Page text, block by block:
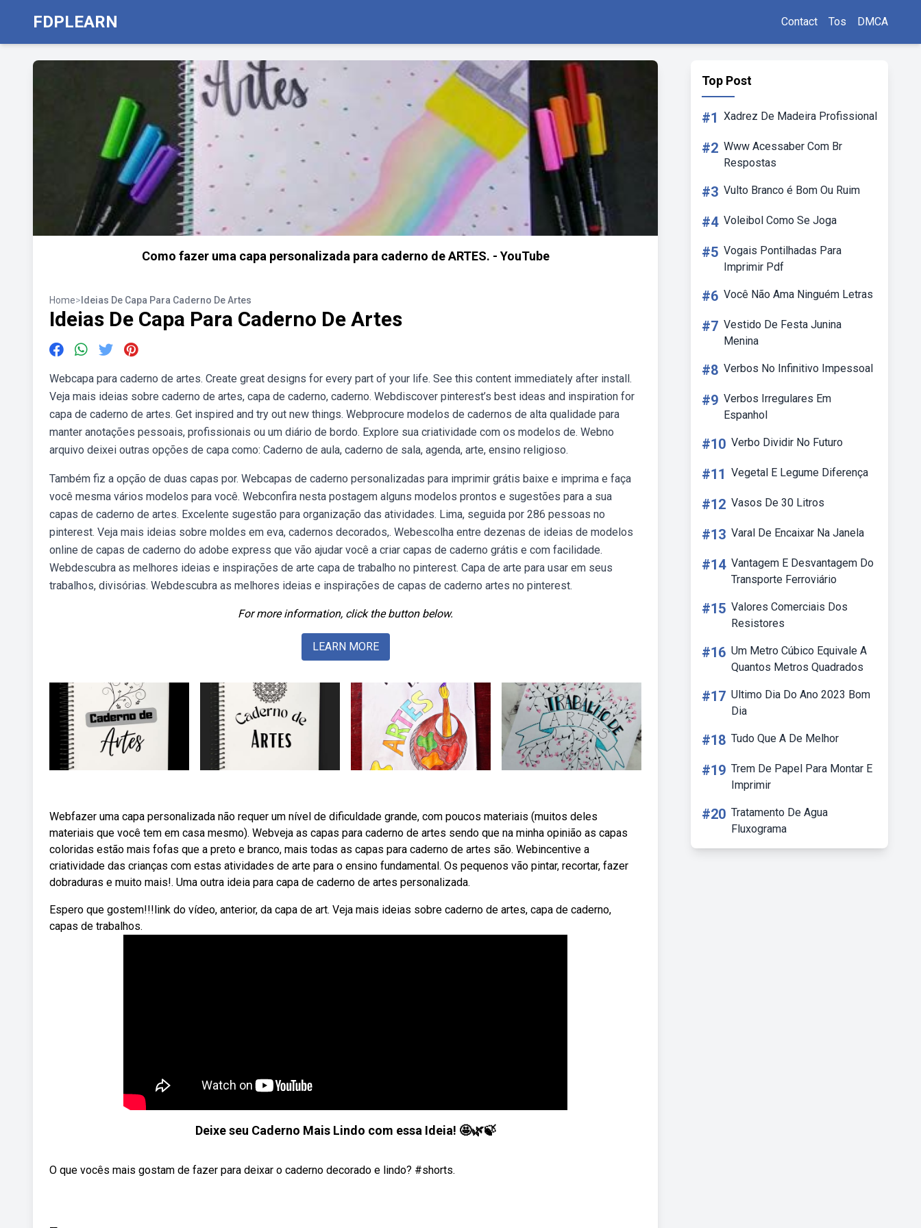
FDPLEARN Contact Tos DMCA
Como fazer uma capa personalizada para caderno de ARTES. - YouTube
Home> Ideias De Capa Para Caderno De Artes
Ideias De Capa Para Caderno De Artes
Webcapa para caderno de artes. Create great designs for every part of your life. See this content immediately after install.
Veja mais ideias sobre caderno de artes, capa de caderno, caderno. Webdiscover pinterest’s best ideas and inspiration for
capa de caderno de artes. Get inspired and try out new things. Webprocure modelos de cadernos de alta qualidade para
manter anotações pessoais, profissionais ou um diário de bordo. Explore sua criatividade com os modelos de. Webno
arquivo deixei outras opções de capa como: Caderno de aula, caderno de sala, agenda, arte, ensino religioso.
Também fiz a opção de duas capas por. Webcapas de caderno personalizadas para imprimir grátis baixe e imprima e faça
você mesma vários modelos para você. Webconfira nesta postagem alguns modelos prontos e sugestões para a sua
capas de caderno de artes. Excelente sugestão para organização das atividades. Lima, seguida por 286 pessoas no
pinterest. Veja mais ideias sobre moldes em eva, cadernos decorados,. Webescolha entre dezenas de ideias de modelos
online de capas de caderno do adobe express que vão ajudar você a criar capas de caderno grátis e com facilidade.
Webdescubra as melhores ideias e inspirações de arte capa de trabalho no pinterest. Capa de arte para usar em seus
trabalhos, divisórias. Webdescubra as melhores ideias e inspirações de capas de caderno artes no pinterest.
For more information, click the button below.
LEARN MORE
Webfazer uma capa personalizada não requer um nível de dificuldade grande, com poucos materiais (muitos deles
materiais que você tem em casa mesmo). Webveja as capas para caderno de artes sendo que na minha opinião as capas
coloridas estão mais fofas que a preto e branco, mais todas as capas para caderno de artes são. Webincentive a
criatividade das crianças com estas atividades de arte para o ensino fundamental. Os pequenos vão pintar, recortar, fazer
dobraduras e muito mais!. Uma outra ideia para capa de caderno de artes personalizada.
Espero que gostem!!!link do vídeo, anterior, da capa de art. Veja mais ideias sobre caderno de artes, capa de caderno,
capas de trabalhos.
Deixe seu Caderno Mais Lindo com essa Ideia! 🤩🌿🍃
O que vocês mais gostam de fazer para deixar o caderno decorado e lindo? #shorts.
Top Post
#1 Xadrez De Madeira Profissional
#2 Www Acessaber Com Br
Respostas
#3 Vulto Branco é Bom Ou Ruim
#4 Voleibol Como Se Joga
#5 Vogais Pontilhadas Para
Imprimir Pdf
#6 Você Não Ama Ninguém Letras
#7 Vestido De Festa Junina
Menina
#8 Verbos No Infinitivo Impessoal
#9 Verbos Irregulares Em
Espanhol
#10 Verbo Dividir No Futuro
#11 Vegetal E Legume Diferença
#12 Vasos De 30 Litros
#13 Varal De Encaixar Na Janela
#14 Vantagem E Desvantagem Do
Transporte Ferroviário
#15 Valores Comerciais Dos
Resistores
#16 Um Metro Cúbico Equivale A
Quantos Metros Quadrados
#17 Ultimo Dia Do Ano 2023 Bom
Dia
#18 Tudo Que A De Melhor
#19 Trem De Papel Para Montar E
Imprimir
#20 Tratamento De Agua
Fluxograma